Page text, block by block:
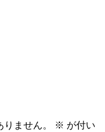
ません。 ※ が付い